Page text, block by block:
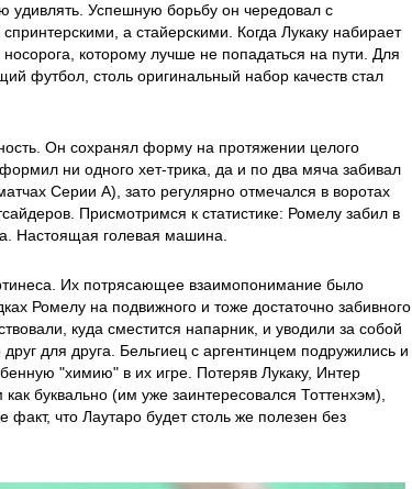
удивлять. Успешную борьбу он чередовал с
а стайерскими. Когда Лукаку набирает
которому лучше не попадаться на пути. Для
футбол, столь оригинальный набор качеств стал
Он сохранял форму на протяжении целого
ни одного хет-трика, да и по два мяча забивал
Серии А), зато регулярно отмечался в воротах
Присмотримся к статистике: Ромелу забил в
Настоящая голевая машина.
Их потрясающее взаимопонимание было
Ромелу на подвижного и тоже достаточно забивного
куда сместится напарник, и уводили за собой
для друга. Бельгиец с аргентинцем подружились и
"химию" в их игре. Потеряв Лукаку, Интер
буквально (им уже заинтересовался Тоттенхэм),
что Лаутаро будет столь же полезен без